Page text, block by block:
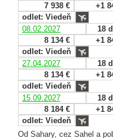
7 938 €
+1
odlet: Viedeň
08.02.2027
18
8 134 €
+1
odlet: Viedeň
27.04.2027
18
8 134 €
+1
odlet: Viedeň
15.09.2027
18
8 184 €
+1
odlet: Viedeň
Od Sahary, cez Sahel a